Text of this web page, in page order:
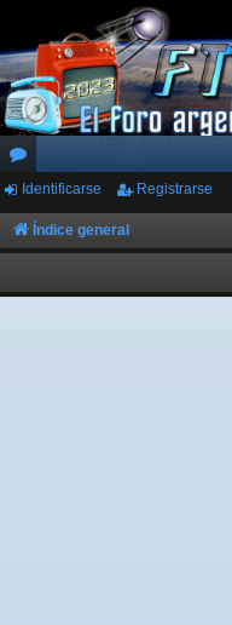
or
os
Identificarse Registrarse
Índice general